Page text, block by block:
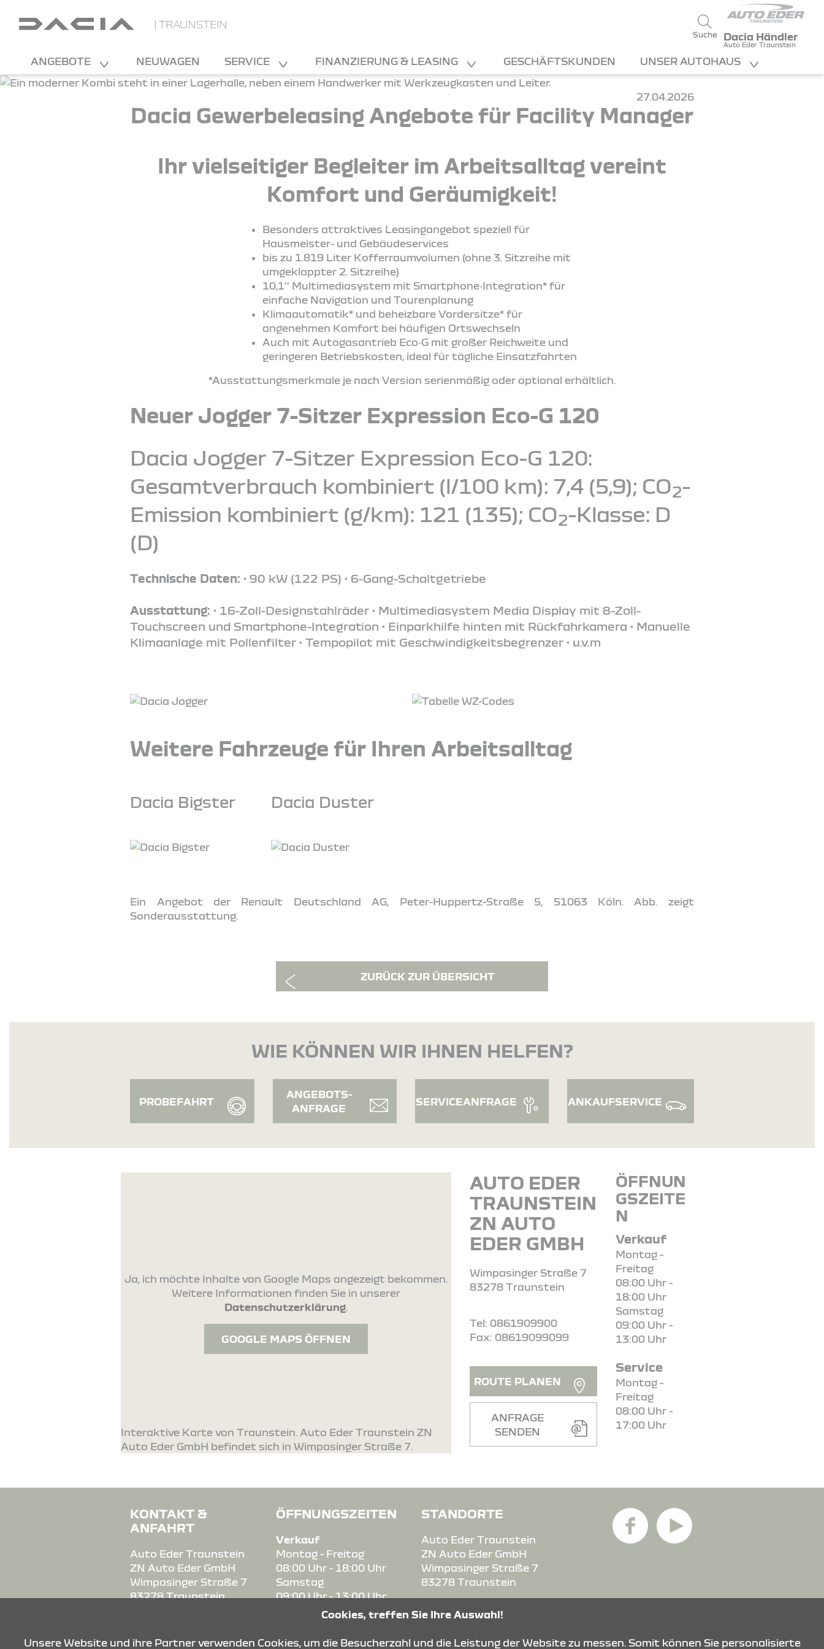
| TRAUNSTEIN
Suche Dacia Händler
Auto Eder Traunstein
ANGEBOTE NEUWAGEN SERVICE FINANZIERUNG & LEASING GESCHÄFTSKUNDEN UNSER AUTOHAUS
27.04.2026
Dacia Gewerbeleasing Angebote für Facility Manager
Ihr vielseitiger Begleiter im Arbeitsalltag vereint
Komfort und Geräumigkeit!
Besonders attraktives Leasingangebot speziell für
Hausmeister- und Gebäudeservices
bis zu 1.819 Liter Kofferraumvolumen (ohne 3. Sitzreihe mit
umgeklappter 2. Sitzreihe)
10,1’’ Multimediasystem mit Smartphone‑Integration* für
einfache Navigation und Tourenplanung
Klimaautomatik* und beheizbare Vordersitze* für
angenehmen Komfort bei häufigen Ortswechseln
Auch mit Autogasantrieb Eco‑G mit großer Reichweite und
geringeren Betriebskosten, ideal für tägliche Einsatzfahrten
*Ausstattungsmerkmale je nach Version serienmäßig oder optional erhältlich.
Neuer Jogger 7-Sitzer Expression Eco-G 120
Dacia Jogger 7-Sitzer Expression Eco-G 120:
Gesamtverbrauch kombiniert (l/100 km): 7,4 (5,9); CO2-
Emission kombiniert (g/km): 121 (135); CO2-Klasse: D
(D)
Technische Daten: • 90 kW (122 PS) • 6-Gang-Schaltgetriebe
Ausstattung: • 16-Zoll-Designstahlräder • Multimediasystem Media Display mit 8-Zoll-
Touchscreen und Smartphone-Integration • Einparkhilfe hinten mit Rückfahrkamera • Manuelle
Klimaanlage mit Pollenfilter • Tempopilot mit Geschwindigkeitsbegrenzer • u.v.m
Weitere Fahrzeuge für Ihren Arbeitsalltag
Dacia Bigster Dacia Duster
Ein Angebot der Renault Deutschland AG, Peter-Huppertz-Straße 5, 51063 Köln. Abb. zeigt
Sonderausstattung.
ZURÜCK ZUR ÜBERSICHT
WIE KÖNNEN WIR IHNEN HELFEN?
PROBEFAHRT
ANGEBOTS-
ANFRAGE
SERVICEANFRAGE ANKAUFSERVICE
Ja, ich möchte Inhalte von Google Maps angezeigt bekommen.
Weitere Informationen finden Sie in unserer
Datenschutzerklärung.
GOOGLE MAPS ÖFFNEN
Interaktive Karte von Traunstein. Auto Eder Traunstein ZN
Auto Eder GmbH befindet sich in Wimpasinger Straße 7.
AUTO EDER
TRAUNSTEIN
ZN AUTO
EDER GMBH
Wimpasinger Straße 7
83278 Traunstein
Tel: 0861909900
Fax: 08619099099
ROUTE PLANEN
ANFRAGE
SENDEN
ÖFFNUN
GSZEITE
N
Verkauf
Montag -
Freitag
08:00 Uhr -
18:00 Uhr
Samstag
09:00 Uhr -
13:00 Uhr
Service
Montag -
Freitag
08:00 Uhr -
17:00 Uhr
KONTAKT &
ANFAHRT
Auto Eder Traunstein
ZN Auto Eder GmbH
Wimpasinger Straße 7
83278 Traunstein
Fax.: 08619099099
ÖFFNUNGSZEITEN
Verkauf
Montag - Freitag
08:00 Uhr - 18:00 Uhr
Samstag
09:00 Uhr - 13:00 Uhr
Montag - Freitag
STANDORTE
Auto Eder Traunstein
ZN Auto Eder GmbH
Wimpasinger Straße 7
83278 Traunstein
Cookies, treffen Sie Ihre Auswahl!
Unsere Website und ihre Partner verwenden Cookies, um die Besucherzahl und die Leistung der Website zu messen. Somit können Sie personalisierte